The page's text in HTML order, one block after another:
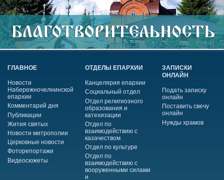
ГЛАВНОЕ
Новости
Набережночелнинской
епархии
Комментарий дня
Публикации
Жития святых
Новости митрополии
Церковные новости
Фоторепортажи
Видеосюжеты
ОТДЕЛЫ ЕПАРХИИ
Канцелярия епархии
Социальный отдел
Отдел религиозного
образования и
катехизации
Отдел по
взаимодействию с
казачеством
Отдел по культуре
Отдел по
взаимодействию с
вооруженными силами
и
ЗАПИСКИ
ОНЛАЙН
Подать записку
онлайн
Поставить свечу
онлайн
Нужды храмов